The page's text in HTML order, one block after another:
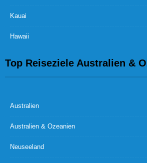
Kauai
Hawaii
Top Reiseziele Australien &
Australien
Australien & Ozeanien
Neuseeland